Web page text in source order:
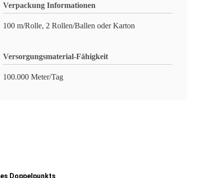
Verpackung Informationen
100 m/Rolle, 2 Rollen/Ballen oder Karton
Versorgungsmaterial-Fähigkeit
100.000 Meter/Tag
Doppelpunkts